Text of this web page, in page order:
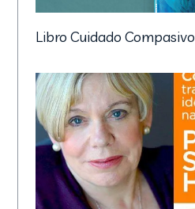
Libro Cuidado Compasivo